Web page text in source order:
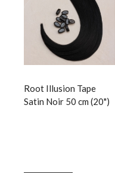
Root Illusion Tape
Satin Noir 50 cm (20")